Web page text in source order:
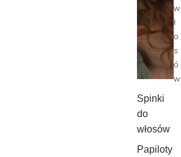
w
ł
o
s
ó
w
Spinki
do
włosów
Papiloty